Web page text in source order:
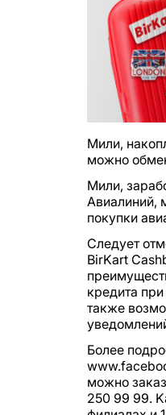
Мили,
можно
Мили,
Авиалиний,
покупки
Следует
BirKart
кредита
также
Более
можно
250 99 99.